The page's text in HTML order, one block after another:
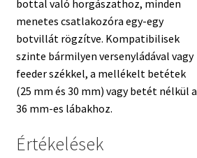
bottal való horgászathoz, minden
menetes csatlakozóra egy-egy
botvillát rögzítve. Kompatibilisek
szinte bármilyen versenyládával vagy
feeder székkel, a mellékelt betétek
(25 mm és 30 mm) vagy betét nélkül a
36 mm-es lábakhoz.
Értékelések